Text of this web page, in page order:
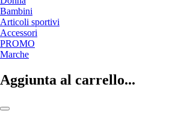
Bambini
Articoli sportivi
Accessori
PROMO
Marche
Aggiunta al carrello...